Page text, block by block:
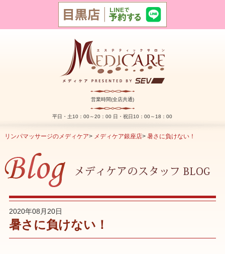
営業時間(全店共通)
平日・土10：00～20：00 日・祝日10：00～18：00
リンパマッサージのメディケア> メディケア銀座店> 暑さに負けない！
2020年08月20日
暑さに負けない！